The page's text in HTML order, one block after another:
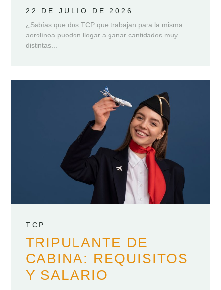
22 DE JULIO DE 2026
¿Sabías que dos TCP que trabajan para la misma
aerolínea pueden llegar a ganar cantidades muy
distintas...
TCP
TRIPULANTE DE
CABINA: REQUISITOS
Y SALARIO